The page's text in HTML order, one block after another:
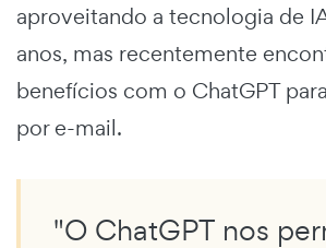
aproveitando a tecnologia de
anos, mas recentemente
benefícios com o ChatGPT
por e-mail.
"O ChatGPT nos